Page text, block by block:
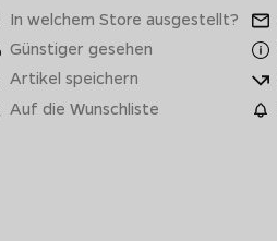
In welchem Store ausgestellt?
Günstiger gesehen
Artikel speichern
Auf die Wunschliste